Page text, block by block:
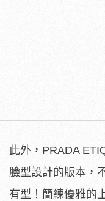
此外，PRADA
臉型設計的版本，
有型！ 簡練優雅的